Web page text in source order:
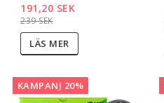
239 SEK
191,20 SEK
LÄS MER
KAMPANJ 20%